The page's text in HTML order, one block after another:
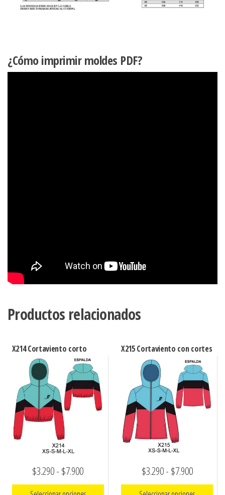
¿Cómo imprimir moldes PDF?
Productos relacionados
X214 Cortaviento corto
$3.290- $7.900Rango
de
X215 Cortaviento con cortes
$3.290- $7.900Rango
de